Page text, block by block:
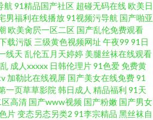
三区 欧美一区二区三区视频 一区三区在线
线 AV伦理影院 老司机午夜福利院 五月丁
航 丝瓜视频app 97伊人豆花 精品日韩不卡
夜激情视频网站 超碰69 欧美男同video 亚
航 91精品国产社区 超碰无码在线欧美日
男福利在线播放91视频污导航 国产啪亚
欧美肏屄一区二区 国产乱伦免费观看
载污版 三级黄色视频网址 午夜99 91日
线天 乱伦五月天婷婷 美腿丝袜在线观看
成人xxxxx 日韩伦理片91色爱免费黄
加勒比在线视屏 国产美女在线免费91
一页草草影院 韩日成人 精品福利 91天
区高清 国产www视频 国产粉嫩 国产男女
片变态另态另类2 91李宗精品 黑丝袜自